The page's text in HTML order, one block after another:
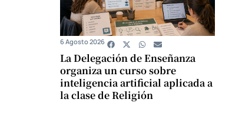
La Delegación de Enseñanza
organiza un curso sobre
inteligencia artificial aplicada a
la clase de Religión
6 Agosto 2026